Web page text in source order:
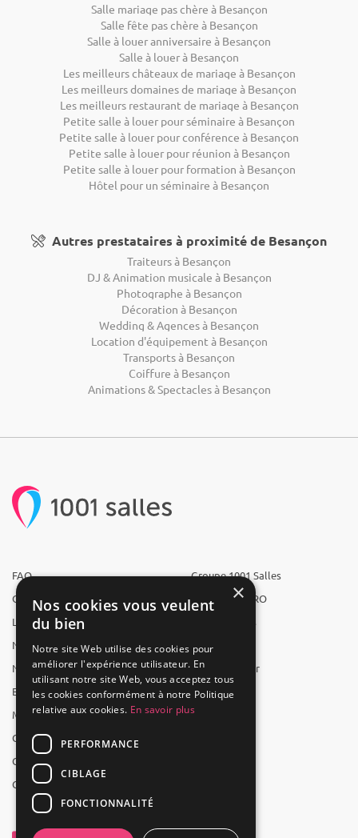
Salle mariage pas chère à Besançon
Salle fête pas chère à Besançon
Salle à louer anniversaire à Besançon
Salle à louer à Besançon
Les meilleurs châteaux de mariage à Besançon
Les meilleurs domaines de mariage à Besançon
Les meilleurs restaurant de mariage à Besançon
Petite salle à louer pour séminaire à Besançon
Petite salle à louer pour conférence à Besançon
Petite salle à louer pour réunion à Besançon
Petite salle à louer pour formation à Besançon
Hôtel pour un séminaire à Besançon
Autres prestataires à proximité de Besançon
Traiteurs à Besançon
DJ & Animation musicale à Besançon
Photographe à Besançon
Décoration à Besançon
Wedding & Agences à Besançon
Location d'équipement à Besançon
Transports à Besançon
Coiffure à Besançon
Animations & Spectacles à Besançon
FAQ
Qui sommes-nous ?
L'équipe
Nous recrutons
Nos partenaires
Espace presse
Mentions légales
CGV
CGU
Contact
Groupe 1001 Salles
1001 Salles PRO
1001 Traiteurs
1001 Artistes
Reserverunbar
MP2
×
Nos cookies vous veulent
du bien
Notre site Web utilise des cookies pour
améliorer l'expérience utilisateur. En
utilisant notre site Web, vous acceptez tous
les cookies conformément à notre Politique
relative aux cookies. En savoir plus
PERFORMANCE
CIBLAGE
FONCTIONNALITÉ